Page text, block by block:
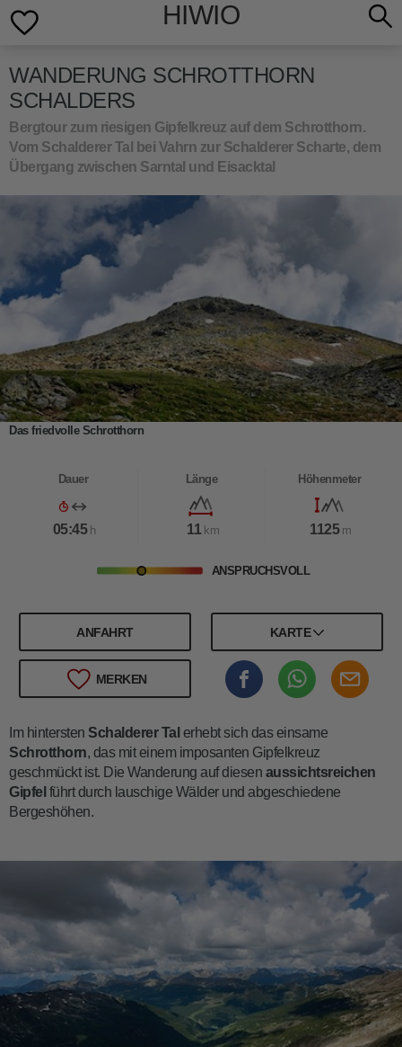
HIWIO
WANDERUNG SCHROTTHORN
SCHALDERS
Bergtour zum riesigen Gipfelkreuz auf dem Schrotthorn.
Vom Schalderer Tal bei Vahrn zur Schalderer Scharte, dem
Übergang zwischen Sarntal und Eisacktal
Das friedvolle Schrotthorn
Dauer
05:45 h
Länge
11 km
Höhenmeter
1125 m
ANSPRUCHSVOLL
ANFAHRT KARTE
MERKEN
Im hintersten Schalderer Tal erhebt sich das einsame
Schrotthorn, das mit einem imposanten Gipfelkreuz
geschmückt ist. Die Wanderung auf diesen aussichtsreichen
Gipfel führt durch lauschige Wälder und abgeschiedene
Bergeshöhen.